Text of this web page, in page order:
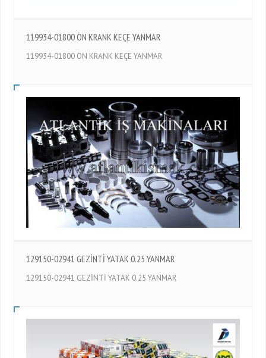
119934-01800 ÖN KRANK KEÇE YANMAR
119934-01800 ÖN KRANK KEÇE YANMAR
129150-02941 GEZİNTİ YATAK 0.25 YANMAR
129150-02941 GEZİNTİ YATAK 0.25 YANMAR